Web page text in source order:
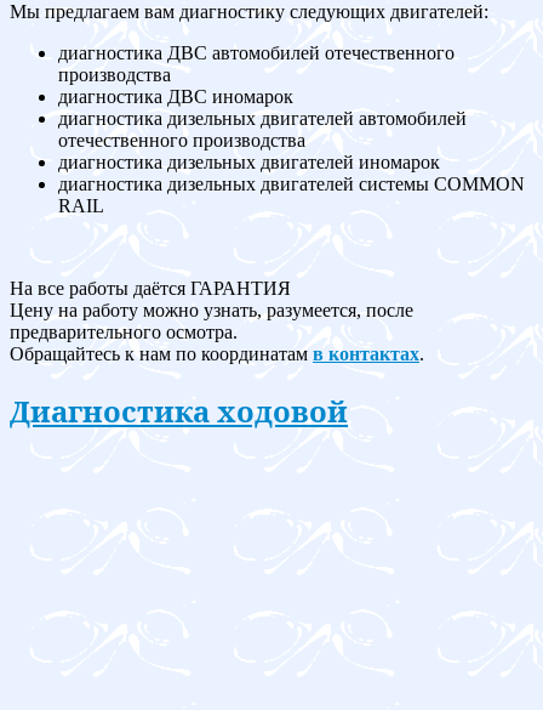
Мы предлагаем вам диагностику следующих двигателей:
диагностика ДВС автомобилей отечественного
производства
диагностика ДВС иномарок
диагностика дизельных двигателей автомобилей
отечественного производства
диагностика дизельных двигателей иномарок
диагностика дизельных двигателей системы COMMON
RAIL
На все работы даётся ГАРАНТИЯ
Цену на работу можно узнать, разумеется, после
предварительного осмотра.
Обращайтесь к нам по координатам в контактах.
Диагностика ходовой